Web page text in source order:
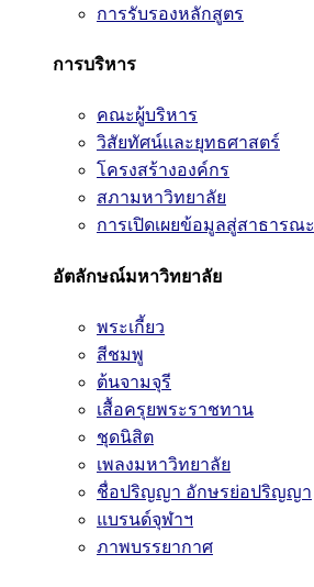
การรับรองหลักสูตร
การบริหาร
คณะผู้บริหาร
วิสัยทัศน์และยุทธศาสตร์
โครงสร้างองค์กร
สภามหาวิทยาลัย
การเปิดเผยข้อมูลสู่สาธารณะ
อัตลักษณ์มหาวิทยาลัย
พระเกี้ยว
สีชมพู
ต้นจามจุรี
เสื้อครุยพระราชทาน
ชุดนิสิต
เพลงมหาวิทยาลัย
ชื่อปริญญา อักษรย่อปริญญา
แบรนด์จุฬาฯ
ภาพบรรยากาศ